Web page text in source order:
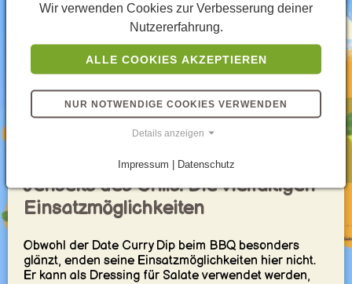
Die Stärke des Date Curry Dips liegt in seiner
Vielseitigkeit. Er passt hervorragend zu gegrilltem
Fleisch, wo er mit seiner Süße die herzhaften Aromen
komplementiert und für eine angenehme
Geschmacksvielfalt sorgt. Ebenso kann er eine
überraschend harmonische Ergänzung zu gegrilltem
Gemüse sein, dem er eine exotische Note verleiht.
Selbst als Dip für Brot oder als ausgefallener
Brotaufstrich macht der Date Curry Dip eine gute
Jenseits des Grills: Die vielfältigen
Einsatzmöglichkeiten
Obwohl der Date Curry Dip beim BBQ besonders
glänzt, enden seine Einsatzmöglichkeiten hier nicht.
Er kann als Dressing für Salate verwendet werden,
Wir verwenden Cookies zur Verbesserung deiner
Nutzererfahrung.
ALLE COOKIES AKZEPTIEREN
NUR NOTWENDIGE COOKIES VERWENDEN
Details anzeigen
Impressum | Datenschutz